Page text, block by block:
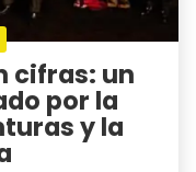
cifras: un
por la
y la